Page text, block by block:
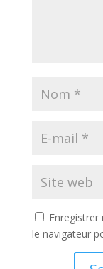
le navigateur